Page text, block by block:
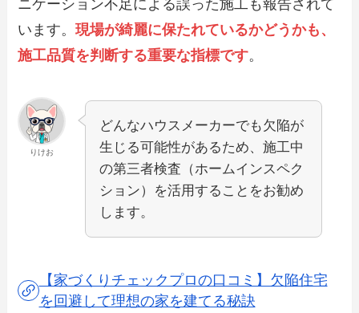
ニケーション不足による誤った施工も報告されて
います。現場が綺麗に保たれているかどうかも、
施工品質を判断する重要な指標です。
りけお
どんなハウスメーカーでも欠陥が
生じる可能性があるため、施工中
の第三者検査（ホームインスペク
ション）を活用することをお勧め
します。
【家づくりチェックプロの口コミ】欠陥住宅
を回避して理想の家を建てる秘訣